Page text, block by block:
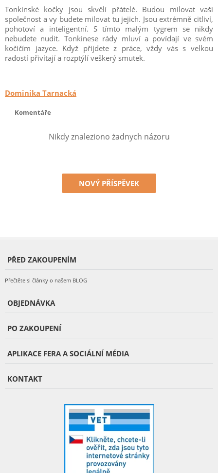
Tonkinské kočky jsou skvělí přátelé. Budou milovat vaši
společnost a vy budete milovat tu jejich. Jsou extrémně citliví,
pohotoví a inteligentní. S tímto malým tygrem se nikdy
nebudete nudit. Tonkinese rády mluví a povídají ve svém
kočičím jazyce. Když přijdete z práce, vždy vás s velkou
radostí přivítají a rozptýlí veškerý smutek.
Dominika Tarnacká
Komentáře
Nikdy znaleziono żadnych názoru
NOVÝ PŘÍSPĚVEK
PŘED ZAKOUPENÍM
Přečtěte si články o našem BLOG
OBJEDNÁVKA
PO ZAKOUPENÍ
APLIKACE FERA A SOCIÁLNÍ MÉDIA
KONTAKT